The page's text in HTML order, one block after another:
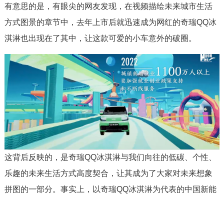
有意思的是，有眼尖的网友发现，在视频描绘未来城市生活
方式图景的章节中，去年上市后就迅速成为网红的奇瑞QQ冰
淇淋也出现在了其中，让这款可爱的小车意外的破圈。
这背后反映的，是奇瑞QQ冰淇淋与我们向往的低碳、个性、
乐趣的未来生活方式高度契合，让其成为了大家对未来想象
拼图的一部分。事实上，以奇瑞QQ冰淇淋为代表的中国新能